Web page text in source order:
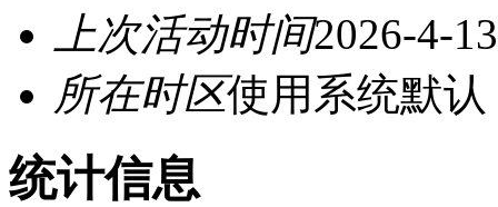
上次活动时间2026-4-
所在时区使用系统默认
统计信息